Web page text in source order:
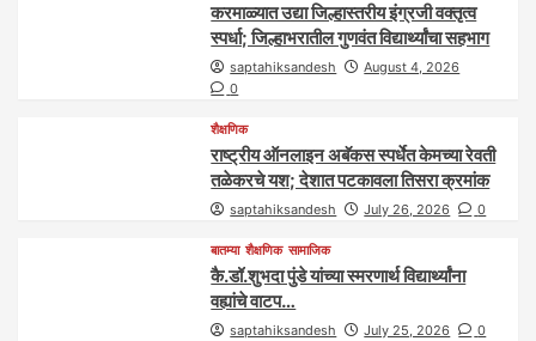
करमाळ्यात उद्या जिल्हास्तरीय इंग्रजी वक्तृत्व
स्पर्धा; जिल्हाभरातील गुणवंत विद्यार्थ्यांचा सहभाग
saptahiksandesh
August 4, 2026
0
शैक्षणिक
राष्ट्रीय ऑनलाइन अबॅकस स्पर्धेत केमच्या रेवती
तळेकरचे यश; देशात पटकावला तिसरा क्रमांक
saptahiksandesh July 26, 2026 0
बातम्या शैक्षणिक सामाजिक
कै.डॉ.शुभदा पुंडे यांच्या स्मरणार्थ विद्यार्थ्यांना
वह्यांचे वाटप…
saptahiksandesh July 25, 2026 0